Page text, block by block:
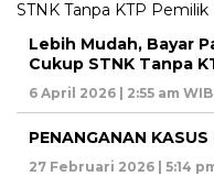
Lebih Mudah, Bayar
Cukup STNK Tanpa
6 April 2026 | 2:55 am WIB
PENANGANAN
27 Februari 2026 | 5:14